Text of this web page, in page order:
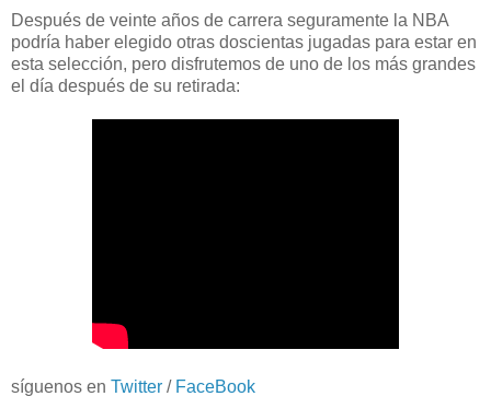
Después de veinte años de carrera seguramente la NBA
podría haber elegido otras doscientas jugadas para estar en
esta selección, pero disfrutemos de uno de los más grandes
el día después de su retirada:
síguenos en Twitter / FaceBook